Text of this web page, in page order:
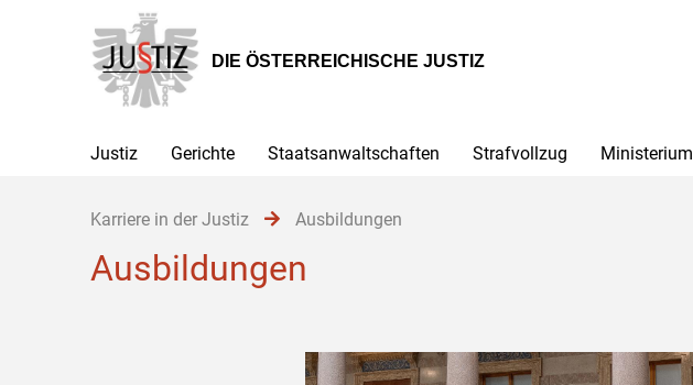
Hauptnavigation
[1]
Inhalt
[2]
Untermenü
[3]
DIE ÖSTERREICHISCHE JUSTIZ
Justiz Gerichte Staatsanwaltschaften Strafvollzug Ministerium
Karriere in der Justiz Ausbildungen
Ausbildungen